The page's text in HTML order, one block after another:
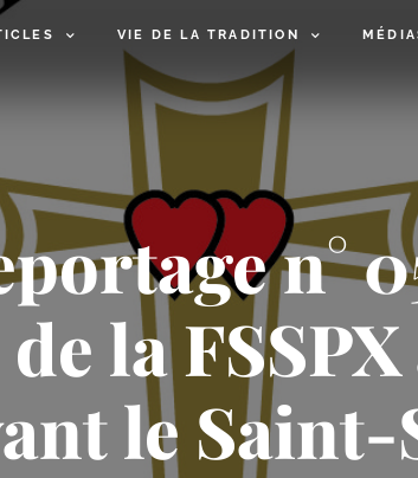
VIE DE LA TRADITION
n°
la FSSPX
le